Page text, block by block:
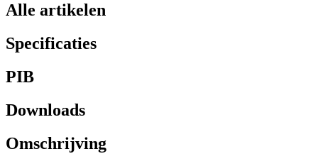
Alle artikelen
Specificaties
PIB
Downloads
Omschrijving